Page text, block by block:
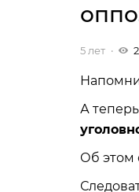
5 лет
А
Об этом